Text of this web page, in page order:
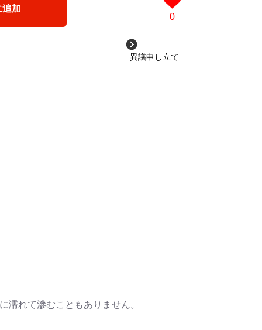
追加
0
異議申し立て
濡れて滲むこともありません。